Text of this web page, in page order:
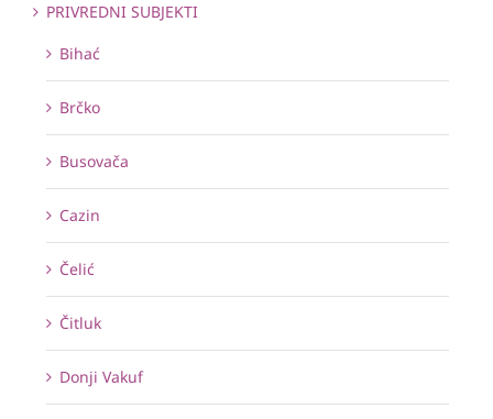
PRIVREDNI SUBJEKTI
Bihać
Brčko
Busovača
Cazin
Čelić
Čitluk
Donji Vakuf